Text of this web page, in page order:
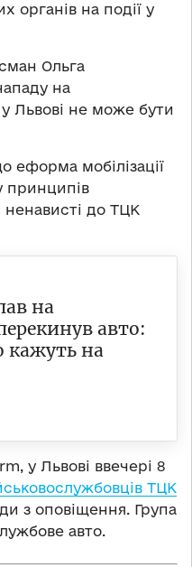
органів на події у
Ольга
на
Львові не може бути
еформа мобілізації
принципів
ненависті до ТЦК
на
авто:
кажуть на
у Львові ввечері 8
ТЦК
з оповіщення. Група
авто.